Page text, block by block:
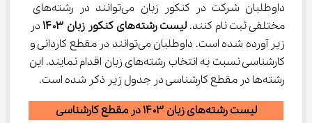
داوطلبان شرکت در کنکور زبان می‌توانند در رشته‌های
مختلفی ثبت نام کنند. لیست رشته‌های کنکور زبان ۱۴۰۳ در
زیر آورده شده است. داوطلبان می‌توانند در مقطع کاردانی و
کارشناسی نسبت به انتخاب رشته‌های زبان اقدام نمایند. این
رشته‌ها در مقطع کارشناسی در جدول زیر ذکر شده است.
لیست رشته‌های زبان ۱۴۰۳ در مقطع کارشناسی